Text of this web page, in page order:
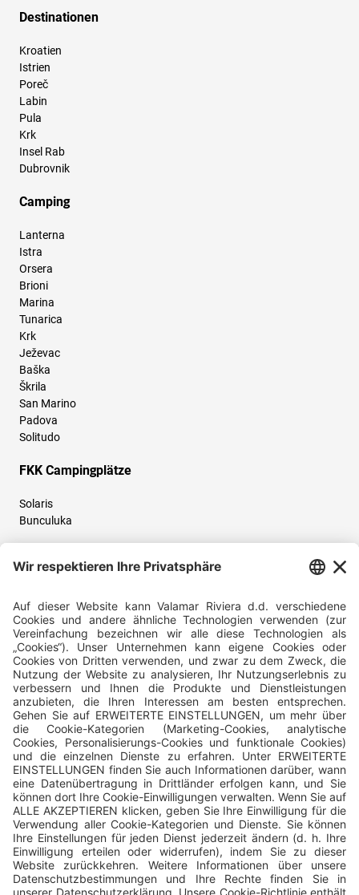
Destinationen
Kroatien
Istrien
Poreč
Labin
Pula
Krk
Insel Rab
Dubrovnik
Camping
Lanterna
Istra
Orsera
Brioni
Marina
Tunarica
Krk
Ježevac
Baška
Škrila
San Marino
Padova
Solitudo
FKK Campingplätze
Solaris
Bunculuka
Folgen Sie uns und teilen Sie Ihr Urlaubserlebnis mit uns!